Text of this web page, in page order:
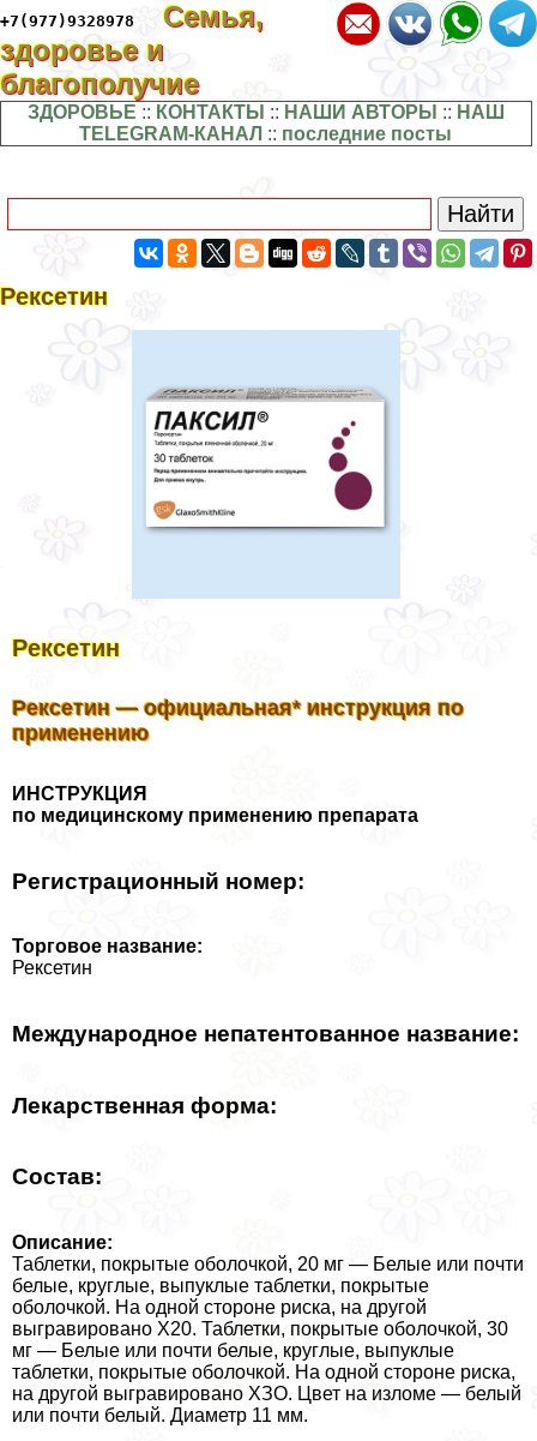
+7(977)9328978
Семья,
здоровье и
благополучие
ЗДОРОВЬЕ :: КОНТАКТЫ :: НАШИ АВТОРЫ :: НАШ
TELEGRAM-КАНАЛ :: последние посты
Рексетин
Рексетин
Рексетин — официальная* инструкция по
применению
ИНСТРУКЦИЯ
по медицинскому применению препарата
Регистрационный номер:
Торговое название:
Рексетин
Международное непатентованное название:
Лекарственная форма:
Состав:
Описание:
Таблетки, покрытые оболочкой, 20 мг — Белые или почти
белые, круглые, выпуклые таблетки, покрытые
оболочкой. На одной стороне риска, на другой
выгравировано Х20. Таблетки, покрытые оболочкой, 30
мг — Белые или почти белые, круглые, выпуклые
таблетки, покрытые оболочкой. На одной стороне риска,
на другой выгравировано ХЗО. Цвет на изломе — белый
или почти белый. Диаметр 11 мм.